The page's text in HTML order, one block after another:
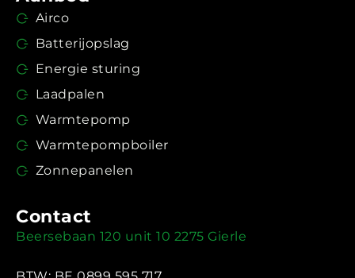
Airco
Batterijopslag
Energie sturing
Laadpalen
Warmtepomp
Warmtepompboiler
Zonnepanelen
Contact
Beersebaan 120 unit 10 2275 Gierle